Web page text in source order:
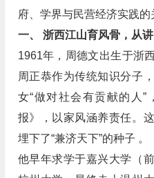
府、学界与民营经济实践的
一、 浙西江山育风骨，从
1961年，周德文出生于浙
周正恭作为传统知识分子
女“做对社会有贡献的人
报》，以家风涵养责任。
埋下了“兼济天下”的种子 。
他早年求学于嘉兴大学（